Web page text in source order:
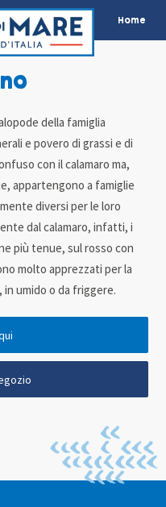
Home
della famiglia
e povero di grassi e di
con il calamaro ma,
appartengono a famiglie
diversi per le loro
dal calamaro, infatti, i
più tenue, sul rosso con
molto apprezzati per la
umido o da friggere.